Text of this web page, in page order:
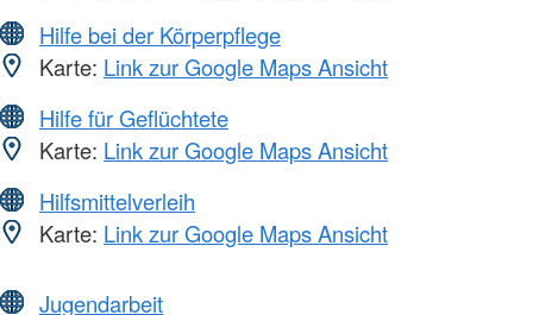
Hilfe bei der Körperpflege
Karte: Link zur Google Maps Ansicht
Hilfe für Geflüchtete
Karte: Link zur Google Maps Ansicht
Hilfsmittelverleih
Karte: Link zur Google Maps Ansicht
Jugendarbeit